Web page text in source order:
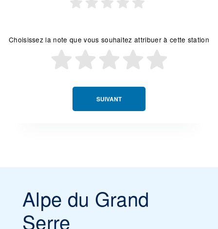
SUIVANT
Choisissez la note que vous souhaitez attribuer à cette station
Alpe du Grand
Serre